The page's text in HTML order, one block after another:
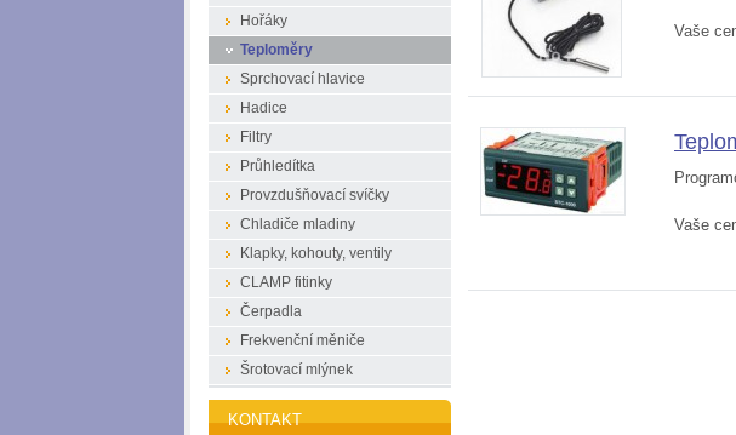
Vaše
Vaše
Hořáky
Teploměry
Sprchovací hlavice
Hadice
Filtry
Průhledítka
Provzdušňovací svíčky
Chladiče mladiny
Klapky, kohouty, ventily
CLAMP fitinky
Čerpadla
Frekvenční měniče
Šrotovací mlýnek
KONTAKT